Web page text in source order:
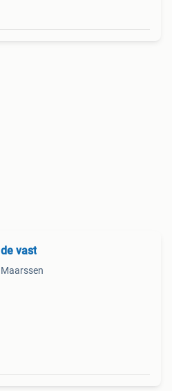
de vast
Maarssen